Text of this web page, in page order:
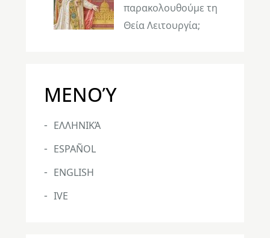
παρακολουθούμε τη
Θεία Λειτουργία;
ΜΕΝΟΎ
ΕΛΛΗΝΙΚΆ
ESPAÑOL
ENGLISH
IVE